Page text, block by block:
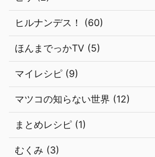
ヒルナンデス！ (60)
ほんまでっかTV (5)
マイレシピ (9)
マツコの知らない世界 (12)
まとめレシピ (1)
むくみ (3)